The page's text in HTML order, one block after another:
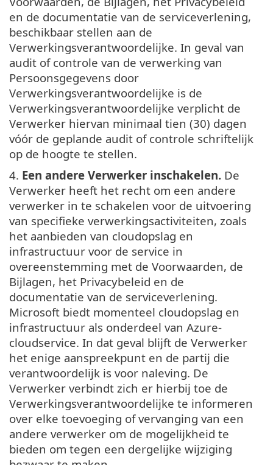
en de documentatie van de serviceverlening,
beschikbaar stellen aan de
Verwerkingsverantwoordelijke. In geval van
audit of controle van de verwerking van
Persoonsgegevens door
Verwerkingsverantwoordelijke is de
Verwerkingsverantwoordelijke verplicht de
Verwerker hiervan minimaal tien (30) dagen
vóór de geplande audit of controle schriftelijk
op de hoogte te stellen.
4. Een andere Verwerker inschakelen. De
Verwerker heeft het recht om een andere
verwerker in te schakelen voor de uitvoering
van specifieke verwerkingsactiviteiten, zoals
het aanbieden van cloudopslag en
infrastructuur voor de service in
overeenstemming met de Voorwaarden, de
Bijlagen, het Privacybeleid en de
documentatie van de serviceverlening.
Microsoft biedt momenteel cloudopslag en
infrastructuur als onderdeel van Azure-
cloudservice. In dat geval blijft de Verwerker
het enige aanspreekpunt en de partij die
verantwoordelijk is voor naleving. De
Verwerker verbindt zich er hierbij toe de
Verwerkingsverantwoordelijke te informeren
over elke toevoeging of vervanging van een
andere verwerker om de mogelijkheid te
bieden om tegen een dergelijke wijziging